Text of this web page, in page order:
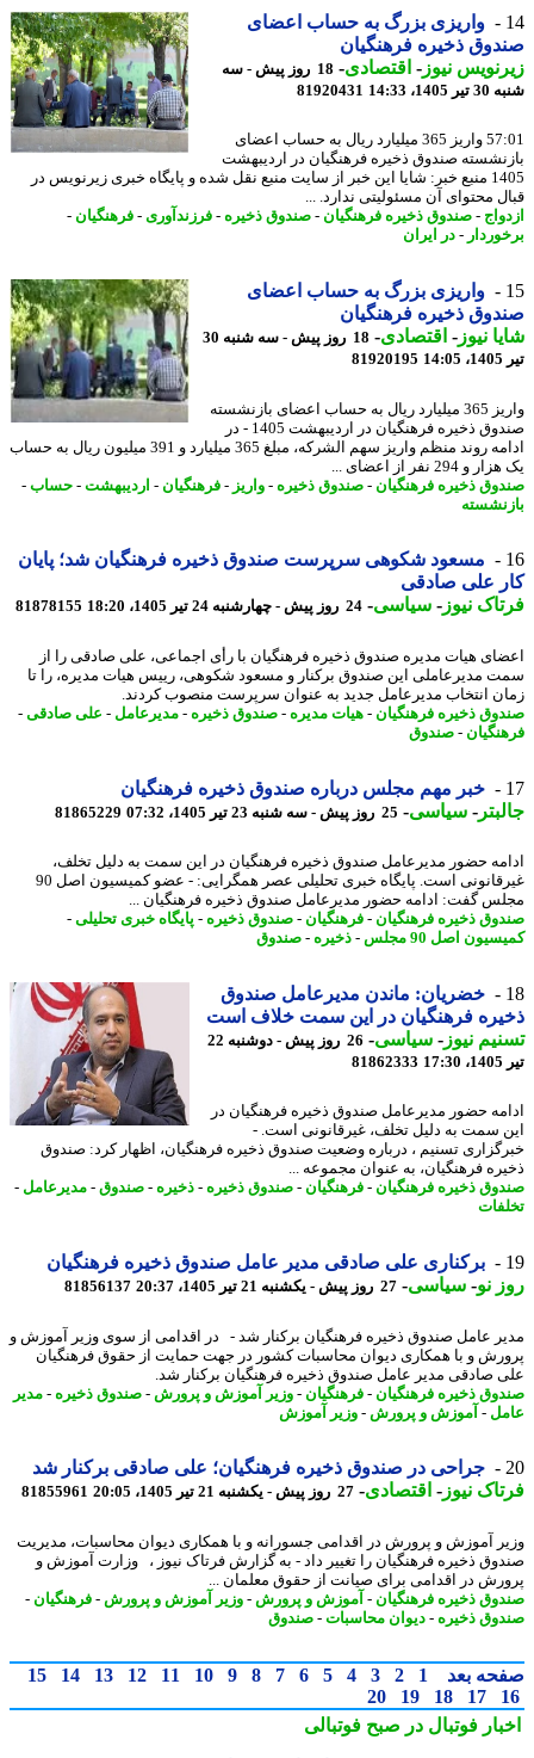
واریزی بزرگ به حساب اعضای
ذخیره فرهنگیان
نیوز-اقتصادی-
18 روز پیش - سه
14:33
81920431
57:01 واریز 365 میلیارد ریال به حساب اعضای
صندوق ذخیره فرهنگیان در اردیبهشت
1405 منبع خبر: شایا این خبر از سایت منبع نقل شده و پایگاه خبری زیرنویس در
محتوای آن مسئولیتی ندارد. ...
-صندوق ذخیره فرهنگیان-صندوق ذخیره-فرزندآوری - فرهنگیان-
-در ایران
واریزی بزرگ به حساب اعضای
ذخیره فرهنگیان
نیوز-اقتصادی-
18 روز پیش - سه شنبه 30
81920195
واریز 365 میلیارد ریال به حساب اعضای بازنشسته
صندوق ذخیره فرهنگیان در اردیبهشت 1405 - در
ادامه روند منظم واریز سهم الشرکه، مبلغ 365 میلیارد و 391 میلیون ریال به حساب
نفر از اعضای ...
ذخیره فرهنگیان-صندوق ذخیره-واریز- فرهنگیان-اردیبهشت-حساب-
مسعود شکوهی سرپرست صندوق ذخیره فرهنگیان شد؛ پایان
علی صادقی
نیوز-سیاسی-24 روز پیش - چهارشنبه 24 تیر 1405، 18:20 81878155
هیات مدیره صندوق ذخیره فرهنگیان با رأی اجماعی، علی صادقی را از
مدیرعاملی این صندوق برکنار و مسعود شکوهی، رییس هیات مدیره، را تا
انتخاب مدیرعامل جدید به عنوان سرپرست منصوب کردند.
ذخیره فرهنگیان-هیات مدیره-صندوق ذخیره-مدیرعامل-علی صادقی-
-صندوق
خبر مهم مجلس درباره صندوق ذخیره فرهنگیان
-سیاسی-25 روز پیش - سه شنبه 23 تیر 1405، 07:32 81865229
حضور مدیرعامل صندوق ذخیره فرهنگیان در این سمت به دلیل تخلف،
غیرقانونی است. پایگاه خبری تحلیلی عصر همگرایی: - عضو کمیسیون اصل 90
گفت: ادامه حضور مدیرعامل صندوق ذخیره فرهنگیان ...
ذخیره فرهنگیان-فرهنگیان-صندوق ذخیره-پایگاه خبری تحلیلی-
اصل 90 مجلس
-ذخیره-صندوق
خضریان: ماندن مدیرعامل صندوق
فرهنگیان در این سمت خلاف است
نیوز-سیاسی-
26 روز پیش - دوشنبه 22
81862333
حضور مدیرعامل صندوق ذخیره فرهنگیان در
سمت به دلیل تخلف، غیرقانونی است. -
تسنیم ، درباره وضعیت صندوق ذخیره فرهنگیان، اظهار کرد: صندوق
فرهنگیان، به عنوان مجموعه ...
ذخیره فرهنگیان-فرهنگیان-صندوق ذخیره-ذخیره-صندوق-مدیرعامل-
برکناری علی صادقی مدیر عامل صندوق ذخیره فرهنگیان
نو- سیاسی-27 روز پیش - یکشنبه 21 تیر 1405، 20:37 81856137
عامل صندوق ذخیره فرهنگیان برکنار شد - در اقدامی از سوی وزیر آموزش و
و با همکاری دیوان محاسبات کشور در جهت حمایت از حقوق فرهنگیان
صادقی مدیر عامل صندوق ذخیره فرهنگیان برکنار شد.
ذخیره فرهنگیان-فرهنگیان-وزیر آموزش و پرورش-صندوق ذخیره-مدیر
-آموزش و پرورش-وزیر آموزش
جراحی در صندوق ذخیره فرهنگیان؛ علی صادقی برکنار شد
نیوز-اقتصادی-27 روز پیش - یکشنبه 21 تیر 1405، 20:05 81855961
آموزش و پرورش در اقدامی جسورانه و با همکاری دیوان محاسبات، مدیریت
ذخیره فرهنگیان را تغییر داد - به گزارش فرتاک نیوز ، وزارت آموزش و
در اقدامی برای صیانت از حقوق معلمان ...
ذخیره فرهنگیان-آموزش و پرورش-وزیر آموزش و پرورش-فرهنگیان-
ذخیره-دیوان محاسبات-صندوق
بعد 1
2
3
4
5
6
7
8
9
10
11
12
13
14
15
17
18
19
20
فوتبال در صبح فوتبالی